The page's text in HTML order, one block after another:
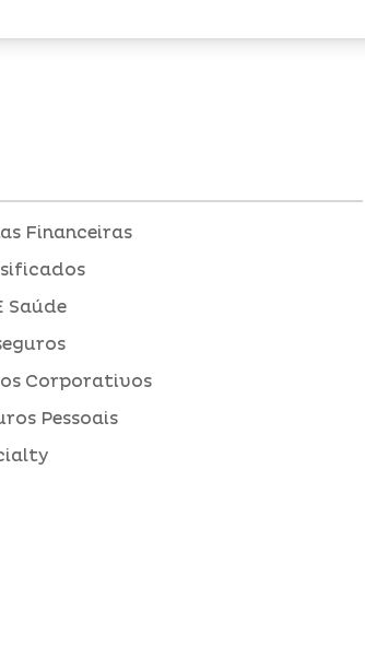
Financeiras
Saúde
Corporativos
Pessoais